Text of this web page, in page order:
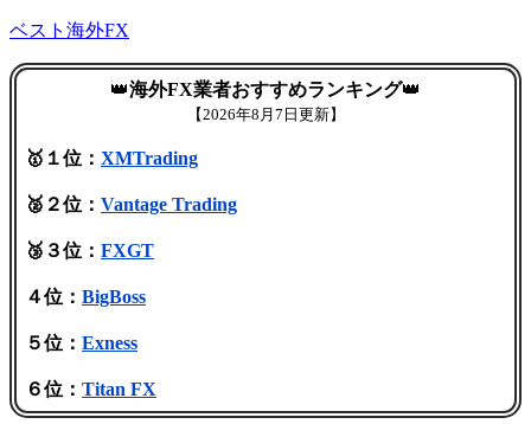
ベスト海外FX
👑海外FX業者おすすめランキング👑
【2026年8月7日更新】
🥇１位： XMTrading
🥈２位： Vantage Trading
🥉３位： FXGT
４位： BigBoss
５位： Exness
６位： Titan FX